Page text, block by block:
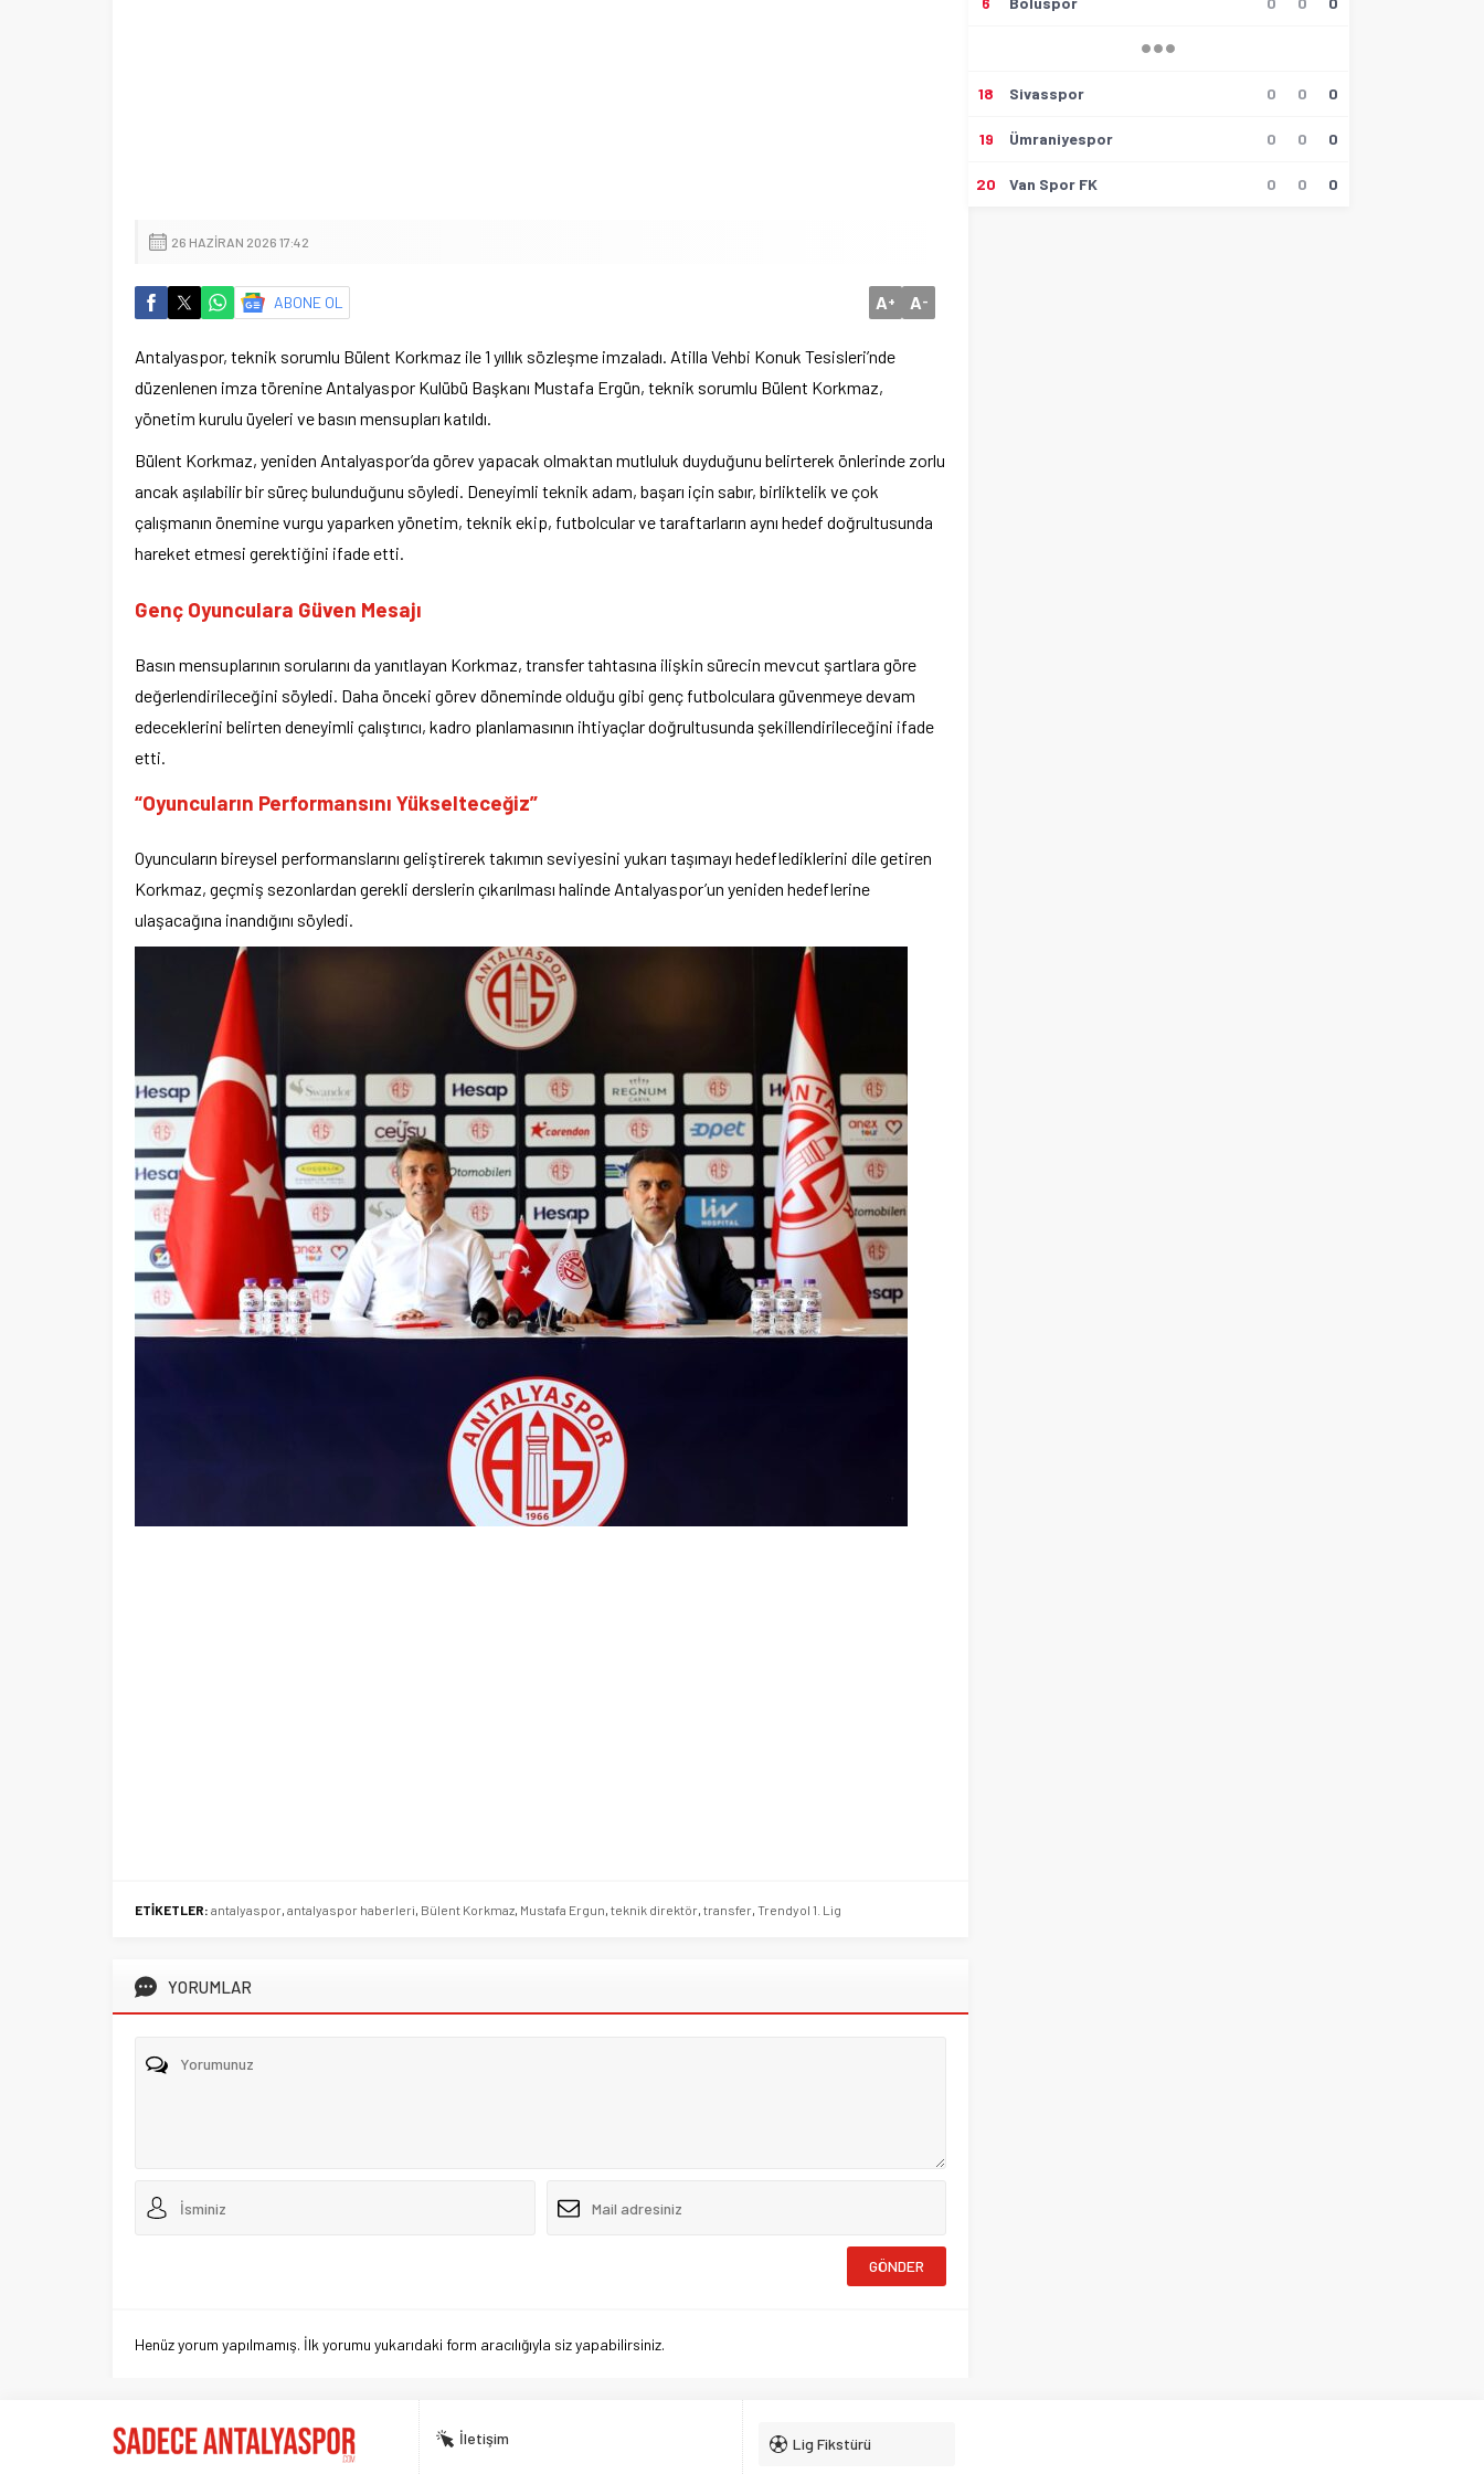
26 HAZIRAN 2026 17:42
ABONE OL A+ A-
Antalyaspor, teknik sorumlu Bülent Korkmaz ile 1 yıllık sözleşme imzaladı. Atilla Vehbi Konuk Tesisleri’nde
düzenlenen imza törenine Antalyaspor Kulübü Başkanı Mustafa Ergün, teknik sorumlu Bülent Korkmaz,
yönetim kurulu üyeleri ve basın mensupları katıldı.
Bülent Korkmaz, yeniden Antalyaspor’da görev yapacak olmaktan mutluluk duyduğunu belirterek önlerinde zorlu
ancak aşılabilir bir süreç bulunduğunu söyledi. Deneyimli teknik adam, başarı için sabır, birliktelik ve çok
çalışmanın önemine vurgu yaparken yönetim, teknik ekip, futbolcular ve taraftarların aynı hedef doğrultusunda
hareket etmesi gerektiğini ifade etti.
Genç Oyunculara Güven Mesajı
Basın mensuplarının sorularını da yanıtlayan Korkmaz, transfer tahtasına ilişkin sürecin mevcut şartlara göre
değerlendirileceğini söyledi. Daha önceki görev döneminde olduğu gibi genç futbolculara güvenmeye devam
edeceklerini belirten deneyimli çalıştırıcı, kadro planlamasının ihtiyaçlar doğrultusunda şekillendirileceğini ifade
etti.
“Oyuncuların Performansını Yükselteceğiz”
Oyuncuların bireysel performanslarını geliştirerek takımın seviyesini yukarı taşımayı hedeflediklerini dile getiren
Korkmaz, geçmiş sezonlardan gerekli derslerin çıkarılması halinde Antalyaspor’un yeniden hedeflerine
ulaşacağına inandığını söyledi.
ETİKETLER: antalyaspor, antalyaspor haberleri, Bülent Korkmaz, Mustafa Ergun, teknik direktör, transfer, Trendyol 1. Lig
YORUMLAR
Henüz yorum yapılmamış. İlk yorumu yukarıdaki form aracılığıyla siz yapabilirsiniz.
18 Sivasspor 0 0 0
19 Ümraniyespor 0 0 0
20 Van Spor FK 0 0 0
İletişim Lig Fikstürü